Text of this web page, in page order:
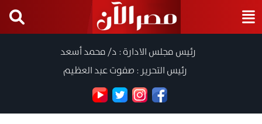
رئيس مجلس الادارة : د/ محمد أسعد
رئيس التحرير : صفوت عبد العظيم